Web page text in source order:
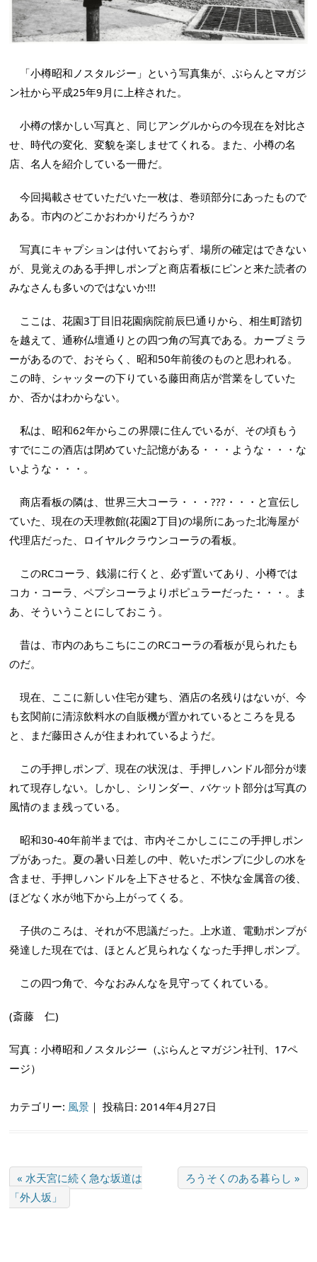
「小樽昭和ノスタルジー」という写真集が、ぶらんとマガジ
ン社から平成25年9月に上梓された。
小樽の懐かしい写真と、同じアングルからの今現在を対比さ
せ、時代の変化、変貌を楽しませてくれる。また、小樽の名
店、名人を紹介している一冊だ。
今回掲載させていただいた一枚は、巻頭部分にあったもので
ある。市内のどこかおわかりだろうか?
写真にキャプションは付いておらず、場所の確定はできない
が、見覚えのある手押しポンプと商店看板にピンと来た読者の
みなさんも多いのではないか!!!
ここは、花園3丁目旧花園病院前辰巳通りから、相生町踏切
を越えて、通称仏壇通りとの四つ角の写真である。カーブミラ
ーがあるので、おそらく、昭和50年前後のものと思われる。
この時、シャッターの下りている藤田商店が営業をしていた
か、否かはわからない。
私は、昭和62年からこの界隈に住んでいるが、その頃もう
すでにこの酒店は閉めていた記憶がある・・・ような・・・な
いような・・・。
商店看板の隣は、世界三大コーラ・・・???・・・と宣伝し
ていた、現在の天理教館(花園2丁目)の場所にあった北海屋が
代理店だった、ロイヤルクラウンコーラの看板。
このRCコーラ、銭湯に行くと、必ず置いてあり、小樽では
コカ・コーラ、ペプシコーラよりポピュラーだった・・・。ま
あ、そういうことにしておこう。
昔は、市内のあちこちにこのRCコーラの看板が見られたも
のだ。
現在、ここに新しい住宅が建ち、酒店の名残りはないが、今
も玄関前に清涼飲料水の自販機が置かれているところを見る
と、まだ藤田さんが住まわれているようだ。
この手押しポンプ、現在の状況は、手押しハンドル部分が壊
れて現存しない。しかし、シリンダー、バケット部分は写真の
風情のまま残っている。
昭和30-40年前半までは、市内そこかしこにこの手押しポン
プがあった。夏の暑い日差しの中、乾いたポンプに少しの水を
含ませ、手押しハンドルを上下させると、不快な金属音の後、
ほどなく水が地下から上がってくる。
子供のころは、それが不思議だった。上水道、電動ポンプが
発達した現在では、ほとんど見られなくなった手押しポンプ。
この四つ角で、今なおみんなを見守ってくれている。
(斎藤 仁)
写真：小樽昭和ノスタルジー（ぶらんとマガジン社刊、17ペ
ージ）
カテゴリー: 風景 ｜投稿日: 2014年4月27日
« 水天宮に続く急な坂道は
「外人坂」
ろうそくのある暮らし »